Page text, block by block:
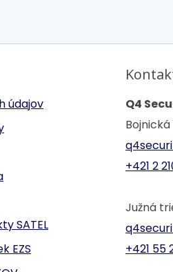
údajov
SATEL
EZS
Q4
Bojnická
+421 2
Južná
+421 55